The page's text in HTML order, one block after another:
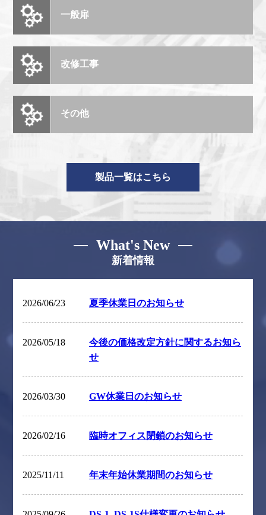
一般扉
改修工事
その他
製品一覧はこちら
What's New
新着情報